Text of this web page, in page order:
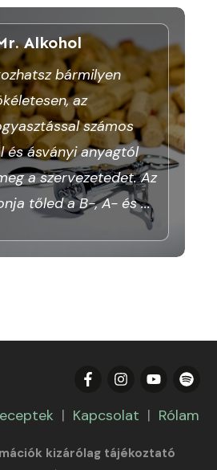
Alkohol
bármilyen
az
számos
és ásványi anyagtól
a szervezetedet. Az
tőled a B-, A- és...
| Kapcsolat | Rólam
kizárólag tájékoztató